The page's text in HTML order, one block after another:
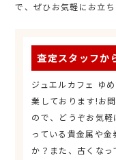
で、ぜひお気軽にお立ち
査定スタッフか
ジュエルカフェ ゆ
業しております!お
ので、どうぞお気
っている貴金属や
か？また、古くな